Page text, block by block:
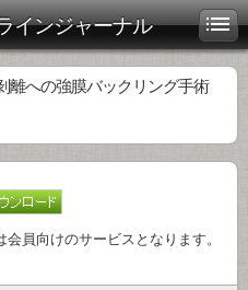
インジャーナル
離への強膜バックリング手術
員向けのサービスとなります。